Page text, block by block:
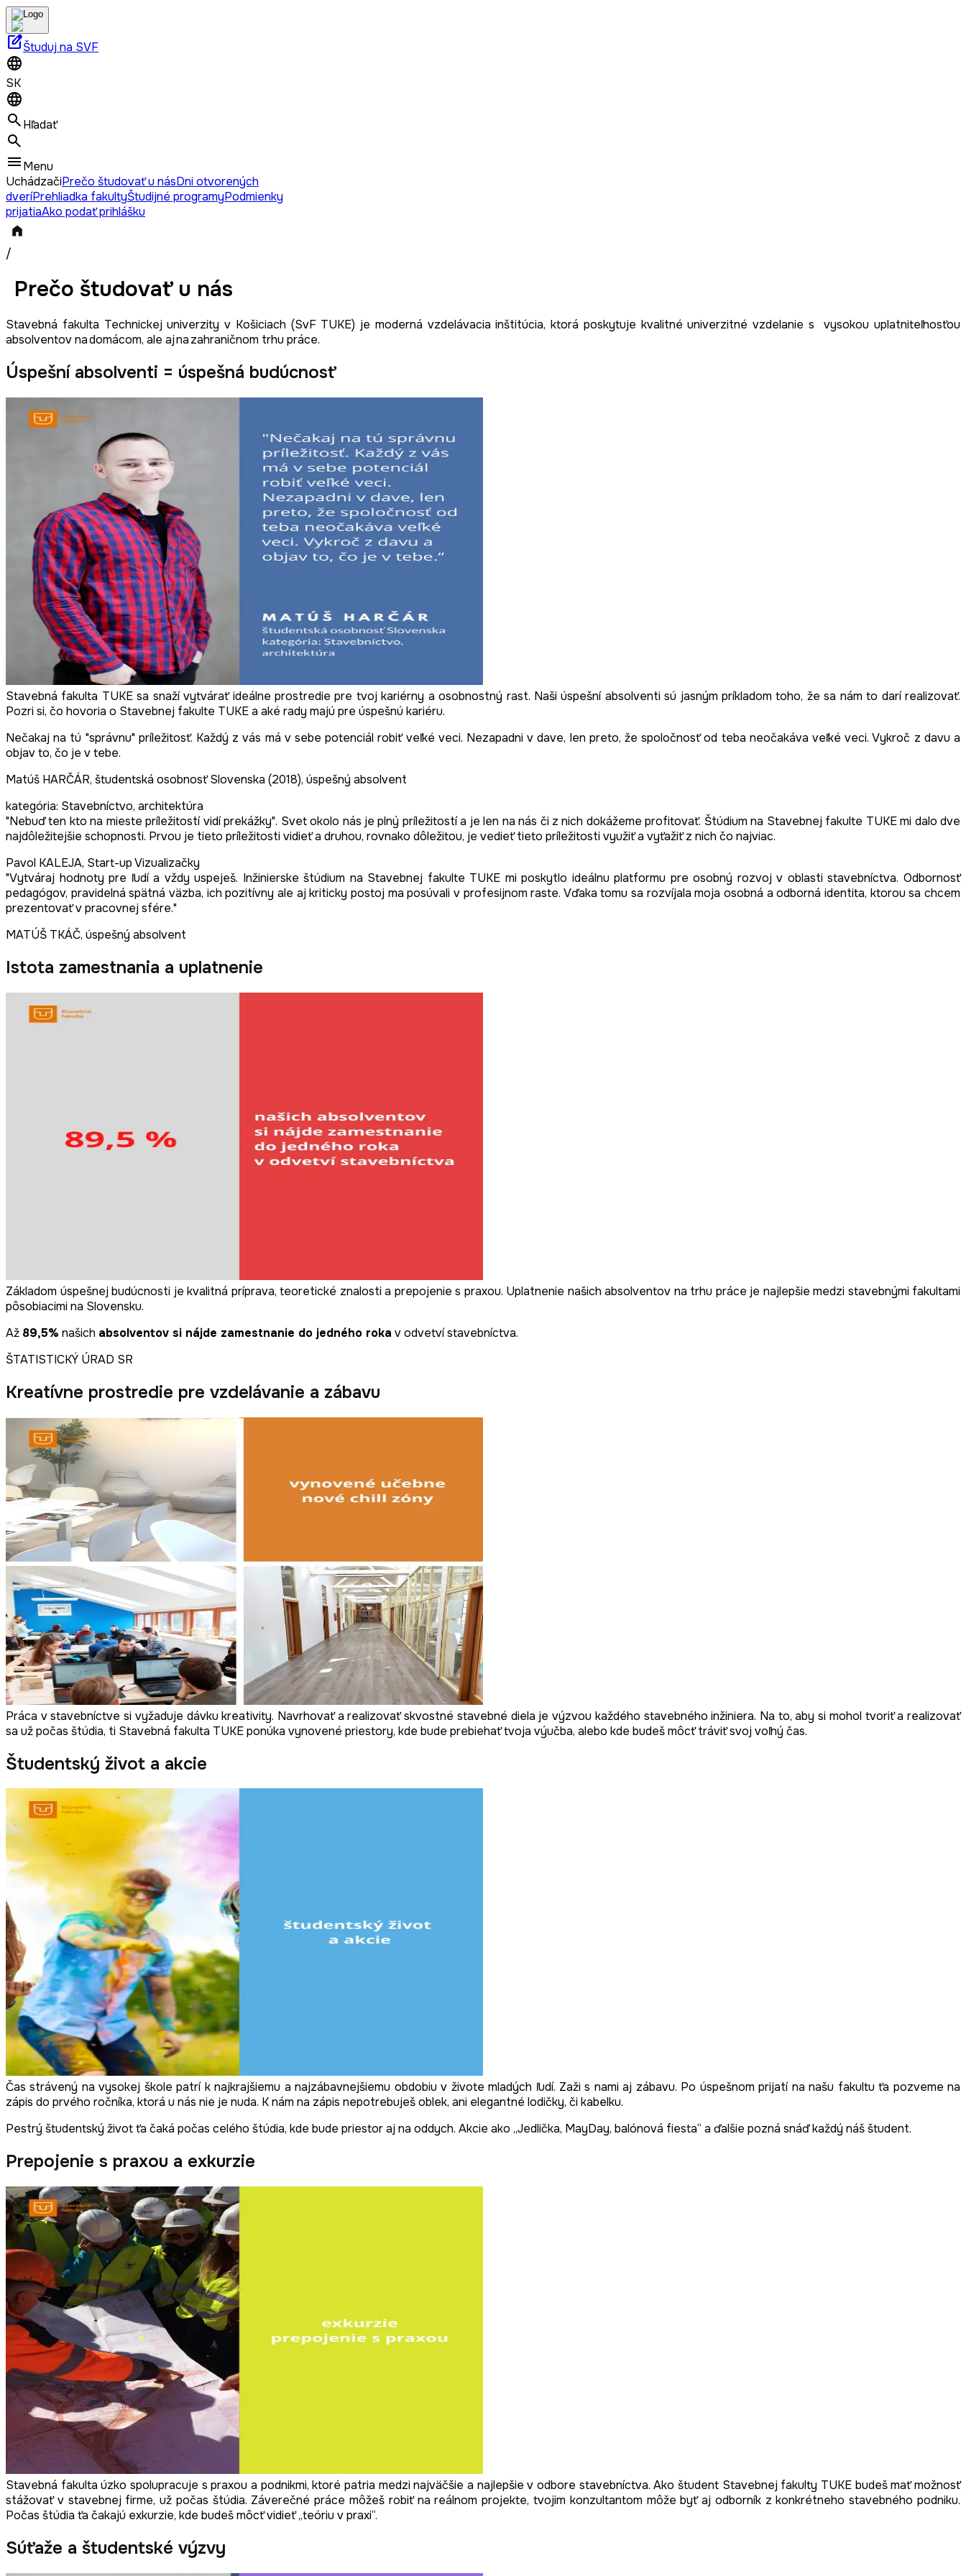
edit_squareŠtuduj na SVF
SK
Hľadať
Menu
UchádzačiPrečo študovať u násDni otvorených
dveríPrehliadka fakultyŠtudijné programyPodmienky
prijatiaAko podať prihlášku
/
Prečo študovať u nás
Stavebná fakulta Technickej univerzity v Košiciach (SvF TUKE) je moderná vzdelávacia inštitúcia, ktorá poskytuje kvalitné univerzitné vzdelanie s vysokou uplatniteľnosťou
absolventov na domácom, ale aj na zahraničnom trhu práce.
Úspešní absolventi = úspešná budúcnosť
Stavebná fakulta TUKE sa snaží vytvárať ideálne prostredie pre tvoj kariérny a osobnostný rast. Naši úspešní absolventi sú jasným príkladom toho, že sa nám to darí realizovať.
Pozri si, čo hovoria o Stavebnej fakulte TUKE a aké rady majú pre úspešnú kariéru.
Nečakaj na tú "správnu" príležitosť. Každý z vás má v sebe potenciál robiť veľké veci. Nezapadni v dave, len preto, že spoločnosť od teba neočakáva veľké veci. Vykroč z davu a
objav to, čo je v tebe.
Matúš HARČÁR, študentská osobnosť Slovenska (2018), úspešný absolvent
kategória: Stavebníctvo, architektúra
"Nebuď ten kto na mieste príležitostí vidí prekážky". Svet okolo nás je plný príležitostí a je len na nás či z nich dokážeme profitovať. Štúdium na Stavebnej fakulte TUKE mi dalo dve
najdôležitejšie schopnosti. Prvou je tieto príležitosti vidieť a druhou, rovnako dôležitou, je vedieť tieto príležitosti využiť a vyťažiť z nich čo najviac.
Pavol KALEJA, Start-up Vizualizačky
"Vytváraj hodnoty pre ľudí a vždy uspeješ. Inžinierske štúdium na Stavebnej fakulte TUKE mi poskytlo ideálnu platformu pre osobný rozvoj v oblasti stavebníctva. Odbornosť
pedagógov, pravidelná spätná väzba, ich pozitívny ale aj kriticky postoj ma posúvali v profesijnom raste. Vďaka tomu sa rozvíjala moja osobná a odborná identita, ktorou sa chcem
prezentovať v pracovnej sfére."
MATÚŠ TKÁČ, úspešný absolvent
Istota zamestnania a uplatnenie
Základom úspešnej budúcnosti je kvalitná príprava, teoretické znalosti a prepojenie s praxou. Uplatnenie našich absolventov na trhu práce je najlepšie medzi stavebnými fakultami
pôsobiacimi na Slovensku.
Až 89,5% našich absolventov si nájde zamestnanie do jedného roka v odvetví stavebníctva.
ŠTATISTICKÝ ÚRAD SR
Kreatívne prostredie pre vzdelávanie a zábavu
Práca v stavebníctve si vyžaduje dávku kreativity. Navrhovať a realizovať skvostné stavebné diela je výzvou každého stavebného inžiniera. Na to, aby si mohol tvoriť a realizovať
sa už počas štúdia, ti Stavebná fakulta TUKE ponúka vynovené priestory, kde bude prebiehať tvoja výučba, alebo kde budeš môcť tráviť svoj voľný čas.
Študentský život a akcie
Čas strávený na vysokej škole patrí k najkrajšiemu a najzábavnejšiemu obdobiu v živote mladých ľudí. Zaži s nami aj zábavu. Po úspešnom prijatí na našu fakultu ťa pozveme na
zápis do prvého ročníka, ktorá u nás nie je nuda. K nám na zápis nepotrebuješ oblek, ani elegantné lodičky, či kabelku.
Pestrý študentský život ťa čaká počas celého štúdia, kde bude priestor aj na oddych. Akcie ako „Jedlička, MayDay, balónová fiesta“ a ďalšie pozná snáď každý náš študent.
Prepojenie s praxou a exkurzie
Stavebná fakulta úzko spolupracuje s praxou a podnikmi, ktoré patria medzi najväčšie a najlepšie v odbore stavebníctva. Ako študent Stavebnej fakulty TUKE budeš mať možnosť
stážovať v stavebnej firme, už počas štúdia. Záverečné práce môžeš robiť na reálnom projekte, tvojim konzultantom môže byť aj odborník z konkrétneho stavebného podniku.
Počas štúdia ťa čakajú exkurzie, kde budeš môcť vidieť „teóriu v praxi“.
Súťaže a študentské výzvy